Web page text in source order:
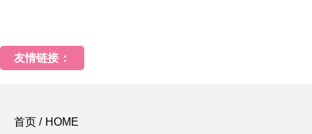
友情链接：
首页 / HOME